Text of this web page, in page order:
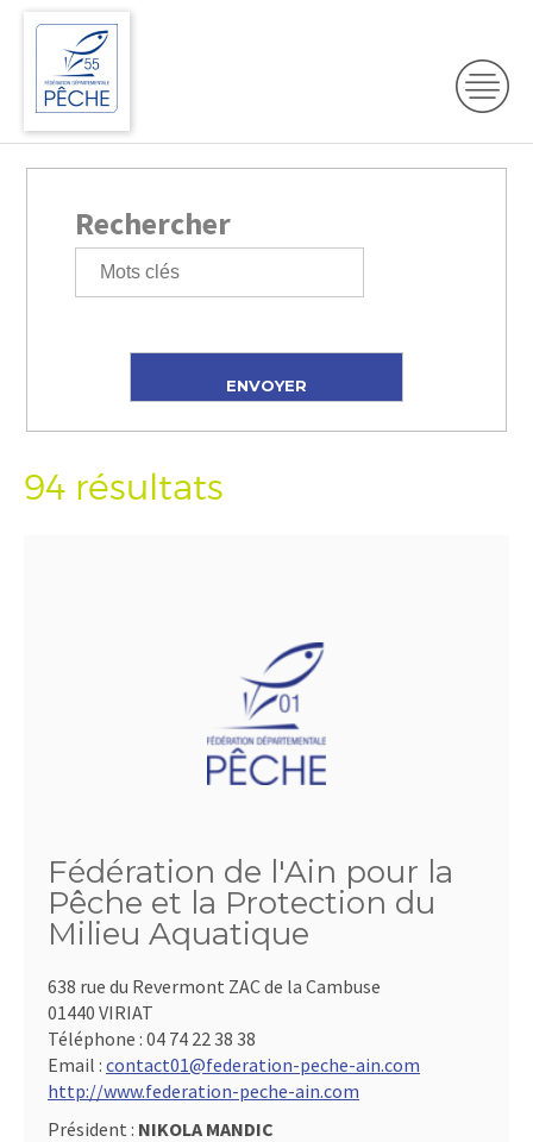
Rechercher
94 résultats
Fédération de l'Ain pour la
Pêche et la Protection du
Milieu Aquatique
638 rue du Revermont ZAC de la Cambuse
01440 VIRIAT
Téléphone : 04 74 22 38 38
Email : contact01@federation-peche-ain.com
http://www.federation-peche-ain.com
Président : NIKOLA MANDIC